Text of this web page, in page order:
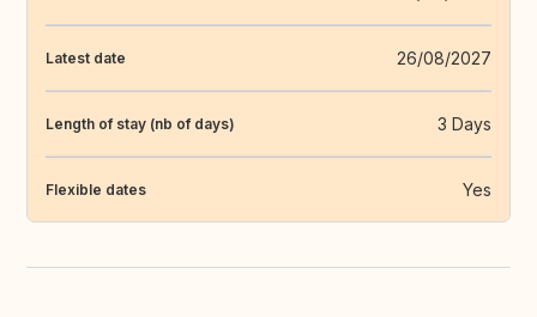
Latest date 26/08/2027
Length of stay (nb of days) 3 Days
Flexible dates Yes